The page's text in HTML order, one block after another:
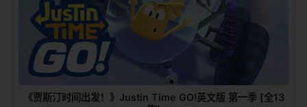
《贾斯汀时间出发！》Justin Time GO!英文版 第一季 [全13